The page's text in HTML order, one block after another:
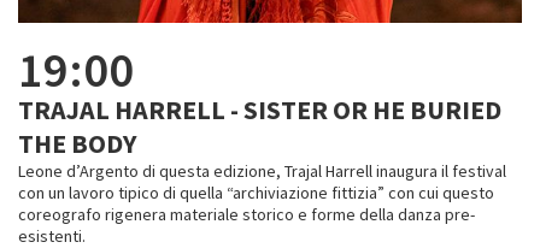
19:00
TRAJAL HARRELL - SISTER OR HE BURIED
THE BODY
Leone d’Argento di questa edizione, Trajal Harrell inaugura il festival
con un lavoro tipico di quella “archiviazione fittizia” con cui questo
coreografo rigenera materiale storico e forme della danza pre-
esistenti.